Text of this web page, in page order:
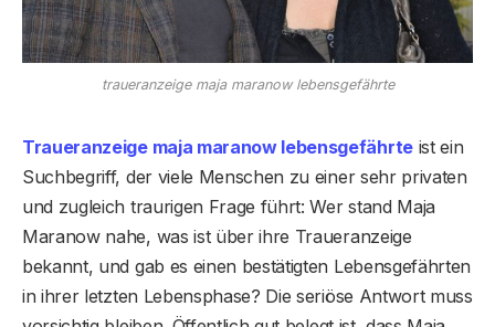
traueranzeige maja maranow lebensgefährte
Traueranzeige maja maranow lebensgefährteist ein
Suchbegriff, der viele Menschen zu einer sehr privaten
und zugleich traurigen Frage führt: Wer stand Maja
Maranow nahe, was ist über ihre Traueranzeige
bekannt, und gab es einen bestätigten Lebensgefährten
in ihrer letzten Lebensphase? Die seriöse Antwort muss